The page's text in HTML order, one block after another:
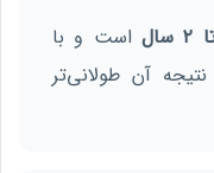
است و با
آن طولانی‌تر